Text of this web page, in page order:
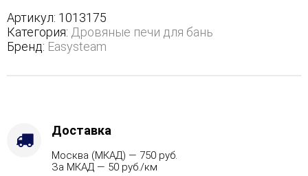
в
трехстороннем
кожухе
-
Варианты
Артикул: 1013175
Категория: Дровяные печи для бань
Бренд: Easysteam
Доставка
Москва (МКАД) — 750 руб.
За МКАД — 50 руб./км